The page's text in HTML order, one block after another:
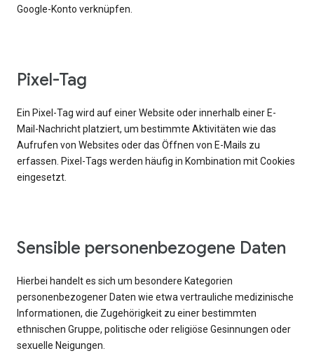
Google-Konto verknüpfen.
Pixel-Tag
Ein Pixel-Tag wird auf einer Website oder innerhalb einer E-
Mail-Nachricht platziert, um bestimmte Aktivitäten wie das
Aufrufen von Websites oder das Öffnen von E-Mails zu
erfassen. Pixel-Tags werden häufig in Kombination mit Cookies
eingesetzt.
Sensible personenbezogene Daten
Hierbei handelt es sich um besondere Kategorien
personenbezogener Daten wie etwa vertrauliche medizinische
Informationen, die Zugehörigkeit zu einer bestimmten
ethnischen Gruppe, politische oder religiöse Gesinnungen oder
sexuelle Neigungen.